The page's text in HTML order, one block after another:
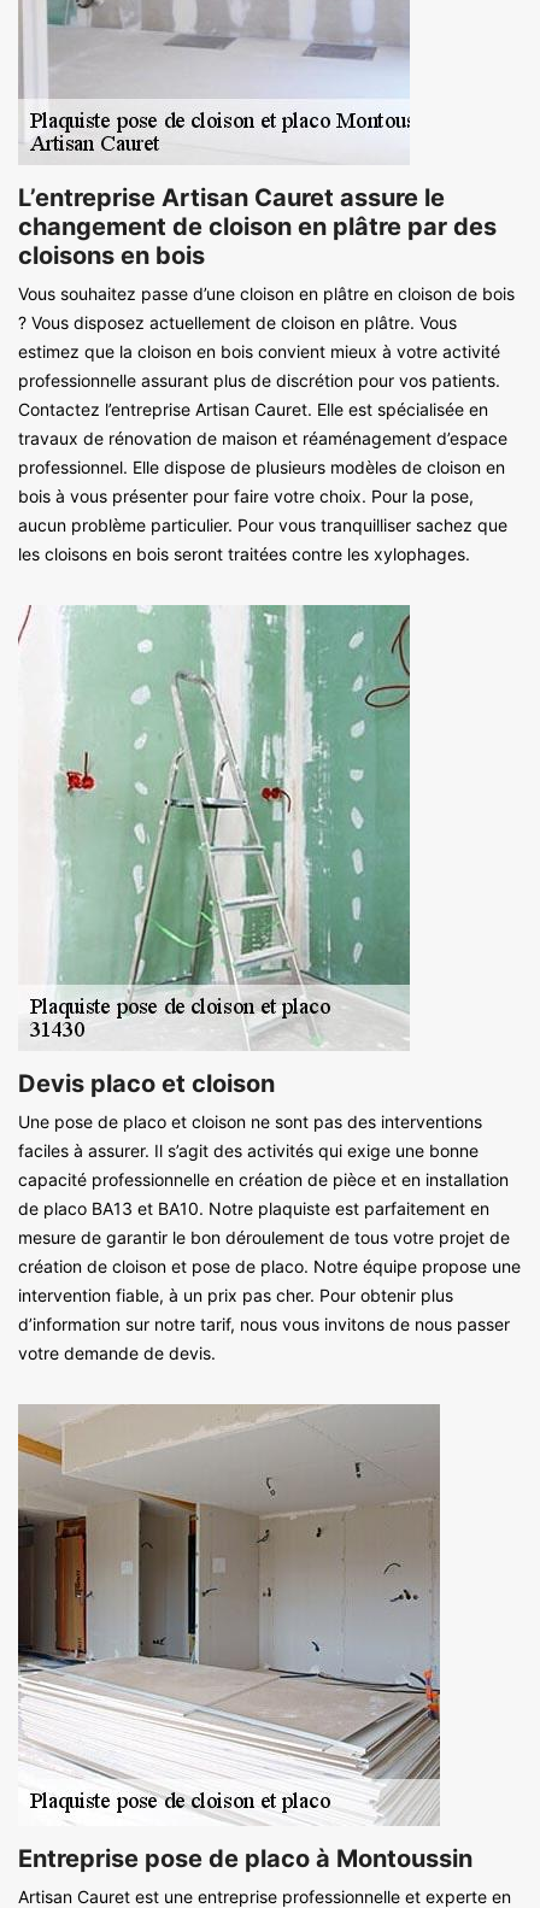
L’entreprise Artisan Cauret assure le
changement de cloison en plâtre par des
cloisons en bois
Vous souhaitez passe d’une cloison en plâtre en cloison de bois
? Vous disposez actuellement de cloison en plâtre. Vous
estimez que la cloison en bois convient mieux à votre activité
professionnelle assurant plus de discrétion pour vos patients.
Contactez l’entreprise Artisan Cauret. Elle est spécialisée en
travaux de rénovation de maison et réaménagement d’espace
professionnel. Elle dispose de plusieurs modèles de cloison en
bois à vous présenter pour faire votre choix. Pour la pose,
aucun problème particulier. Pour vous tranquilliser sachez que
les cloisons en bois seront traitées contre les xylophages.
Devis placo et cloison
Une pose de placo et cloison ne sont pas des interventions
faciles à assurer. Il s’agit des activités qui exige une bonne
capacité professionnelle en création de pièce et en installation
de placo BA13 et BA10. Notre plaquiste est parfaitement en
mesure de garantir le bon déroulement de tous votre projet de
création de cloison et pose de placo. Notre équipe propose une
intervention fiable, à un prix pas cher. Pour obtenir plus
d’information sur notre tarif, nous vous invitons de nous passer
votre demande de devis.
Entreprise pose de placo à Montoussin
Artisan Cauret est une entreprise professionnelle et experte en